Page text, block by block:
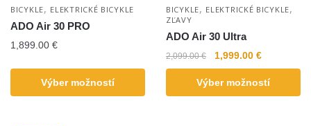
BICYKLE, ELEKTRICKÉ BICYKLE
ADO Air 30 PRO
1,899.00 €
Výber možností
BICYKLE, ELEKTRICKÉ BICYKLE,
ZĽAVY
ADO Air 30 Ultra
2,099.00€ 1,999.00 €
Výber možností